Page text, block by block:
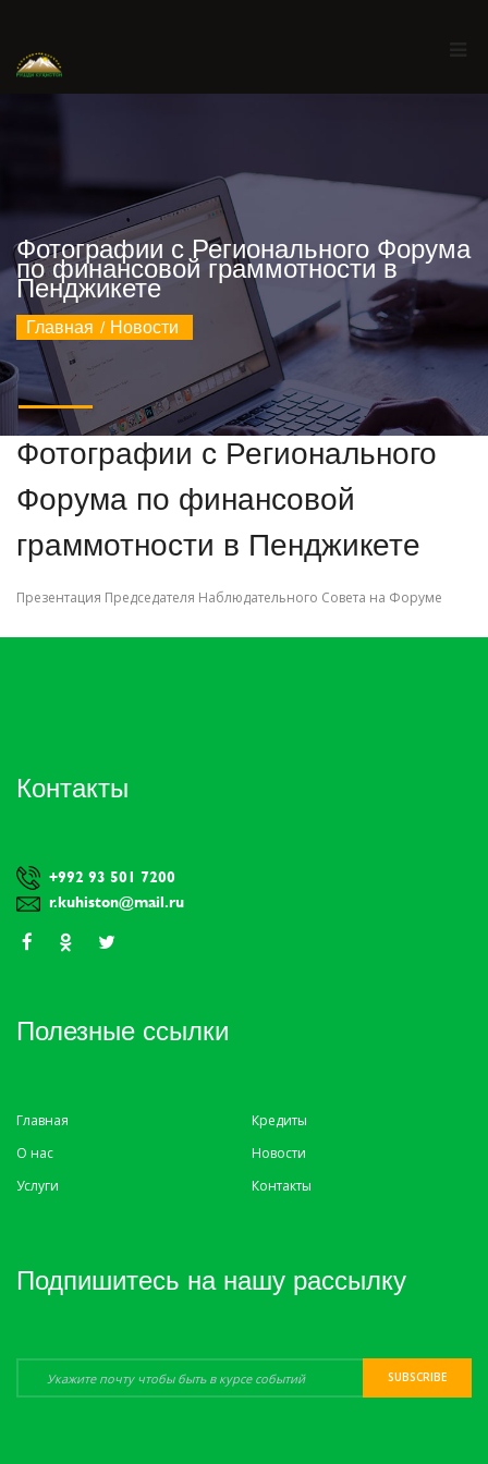
Фотографии с Регионального Форума
по финансовой граммотности в
Пенджикете
Главная Новости
Фотографии с Регионального
Форума по финансовой
граммотности в Пенджикете
Презентация Председателя Наблюдательного Совета на Форуме
Контакты
+992 93 501 7200
r.kuhiston@mail.ru
Полезные ссылки
Главная
О нас
Услуги
Кредиты
Новости
Контакты
Подпишитесь на нашу рассылку
SUBSCRIBE